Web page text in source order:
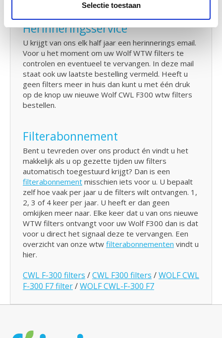
Selectie toestaan
Herinneringsservice
U krijgt van ons elk half jaar een herinnerings email.
Voor u het moment om uw Wolf WTW filters te
controlen en eventueel te vervangen. In deze mail
staat ook uw laatste bestelling vermeld. Heeft u
geen filters meer in huis dan kunt u met één druk
op de knop uw nieuwe Wolf CWL F300 wtw filters
bestellen.
Filterabonnement
Bent u tevreden over ons product én vindt u het
makkelijk als u op gezette tijden uw filters
automatisch toegestuurd krijgt? Dan is een
filterabonnement misschien iets voor u. U bepaalt
zelf hoe vaak per jaar u de filters wilt ontvangen. 1,
2, 3 of 4 keer per jaar. U heeft er dan geen
omkijken meer naar. Elke keer dat u van ons nieuwe
WTW filters ontvangt voor uw Wolf F300 dan is dat
voor u direct het signaal deze te vervangen. Een
overzicht van onze wtw filterabonnementen vindt u
hier.
CWL F-300 filters /CWL F300 filters /WOLF CWL
F-300 F7 filter/WOLF CWL-F-300 F7